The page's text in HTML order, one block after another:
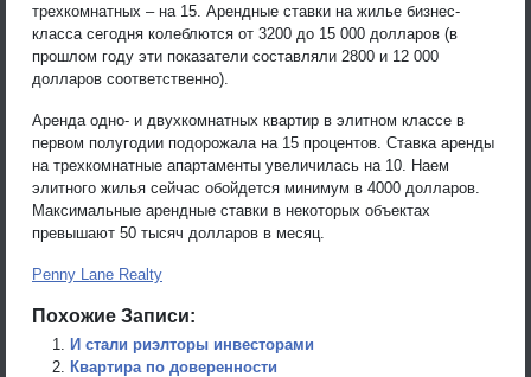
трехкомнатных – на 15. Арендные ставки на жилье бизнес-
класса сегодня колеблются от 3200 до 15 000 долларов (в
прошлом году эти показатели составляли 2800 и 12 000
долларов соответственно).
Аренда одно- и двухкомнатных квартир в элитном классе в
первом полугодии подорожала на 15 процентов. Ставка аренды
на трехкомнатные апартаменты увеличилась на 10. Наем
элитного жилья сейчас обойдется минимум в 4000 долларов.
Максимальные арендные ставки в некоторых объектах
превышают 50 тысяч долларов в месяц.
Penny Lane Realty
Похожие Записи:
И стали риэлторы инвесторами
Квартира по доверенности